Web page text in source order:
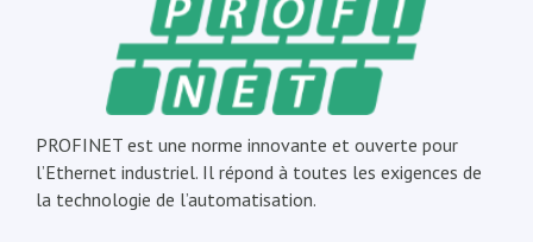
PROFINET est une norme innovante et ouverte pour
l’Ethernet industriel. Il répond à toutes les exigences de
la technologie de l’automatisation.